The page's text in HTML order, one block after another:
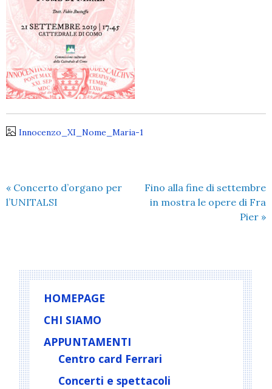
Innocenzo_XI_Nome_Maria-1
« Concerto d’organo per
l’UNITALSI
Fino alla fine di settembre
in mostra le opere di Fra
Pier »
HOMEPAGE
CHI SIAMO
APPUNTAMENTI
Centro card Ferrari
Concerti e spettacoli